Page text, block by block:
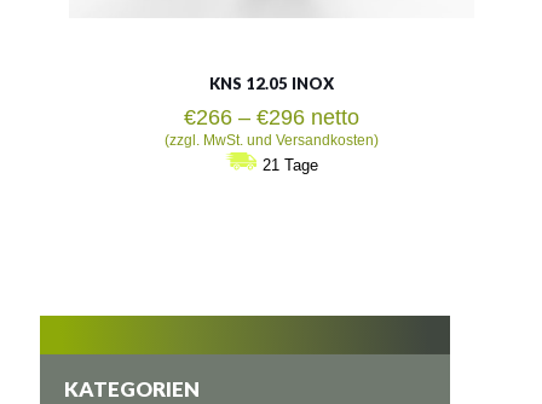
KNS 12.05 INOX
€266 – €296Preisspanne:
€266
bis
netto
(zzgl. MwSt. und Versandkosten)
21 Tage
KATEGORIEN